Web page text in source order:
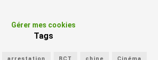
Gérer mes cookies
Tags
arrestation BCT chine Cinéma